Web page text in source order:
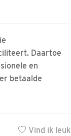
Daartoe
en
betaalde
Vind ik leuk